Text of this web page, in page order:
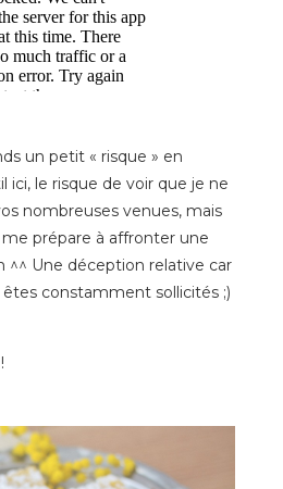
un petit « risque » en
le risque de voir que je ne
nombreuses venues, mais
me prépare à affronter une
^^ Une déception relative car
êtes constamment sollicités ;)